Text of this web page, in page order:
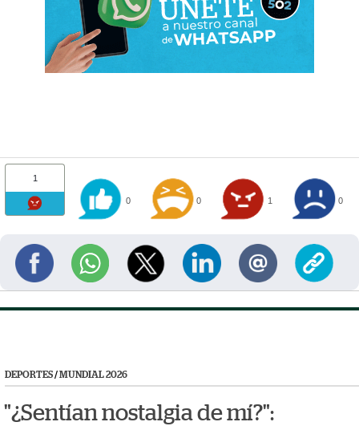
1
0 0 1 0
DEPORTES/ MUNDIAL 2026
"¿Sentían nostalgia de mí?":